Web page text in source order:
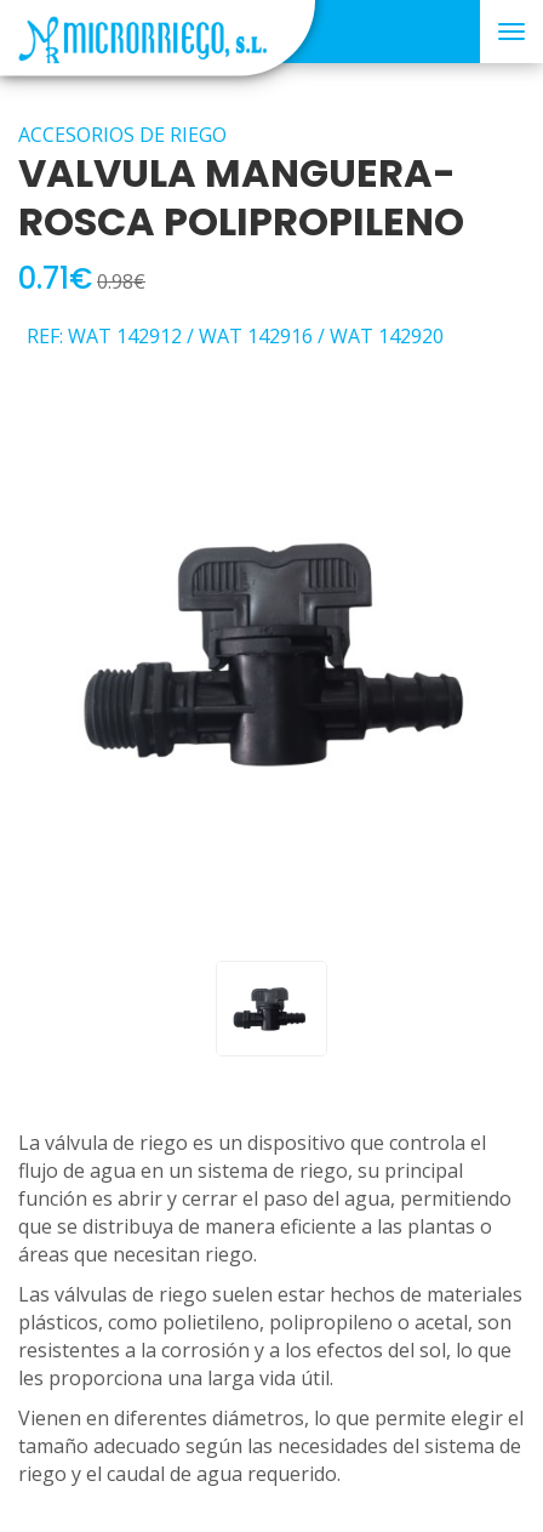
ACCESORIOS DE RIEGO
VALVULA MANGUERA-
ROSCA POLIPROPILENO
0.71€0.98€
REF: WAT 142912 / WAT 142916 / WAT 142920
La válvula de riego es un dispositivo que controla el
flujo de agua en un sistema de riego, su principal
función es abrir y cerrar el paso del agua, permitiendo
que se distribuya de manera eficiente a las plantas o
áreas que necesitan riego.
Las válvulas de riego suelen estar hechos de materiales
plásticos, como polietileno, polipropileno o acetal, son
resistentes a la corrosión y a los efectos del sol, lo que
les proporciona una larga vida útil.
Vienen en diferentes diámetros, lo que permite elegir el
tamaño adecuado según las necesidades del sistema de
riego y el caudal de agua requerido.